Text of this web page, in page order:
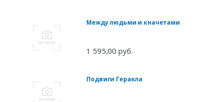
Между людьми и кначетами
1 595,00 руб.
Подвиги Геракла